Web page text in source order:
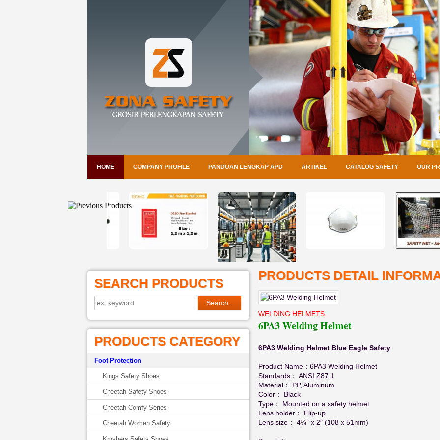
HOME COMPANY PROFILE PANDUAN LENGKAP APD ARTIKEL CATALOG SAFETY OUR
SEARCH PRODUCTS
PRODUCTS CATEGORY
Foot Protection
Kings Safety Shoes
Cheetah Safety Shoes
Cheetah Comfy Series
Cheetah Women Safety
PRODUCTS DETAIL
WELDING HELMETS
6PA3 Welding Helmet
6PA3 Welding Helmet Blue Eagle Safety
Product Name：6PA3 Welding Helmet
Standards： ANSI Z87.1
Material： PP, Aluminum
Color： Black
Type： Mounted on a safety helmet
Lens holder： Flip-up
Lens size： 4¼” x 2″ (108 x 51mm)